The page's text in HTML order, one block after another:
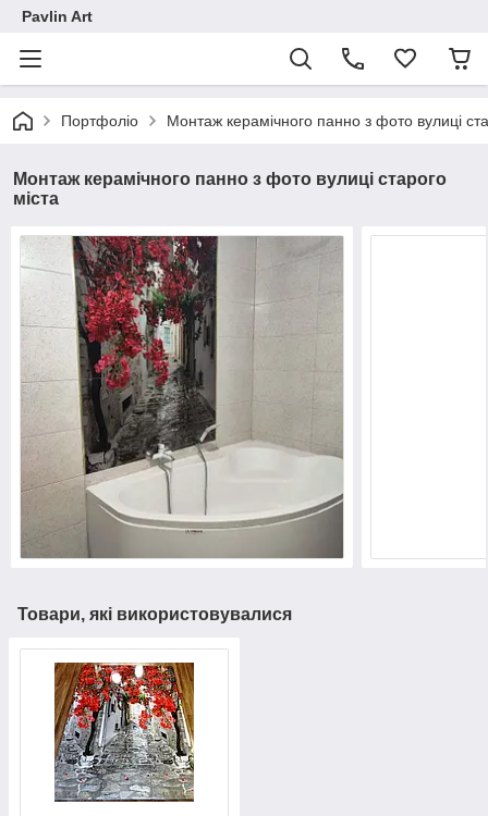
Pavlin Art
Портфоліо Монтаж керамічного панно з фото вулиці
Монтаж керамічного панно з фото вулиці старого
міста
Товари, які використовувалися